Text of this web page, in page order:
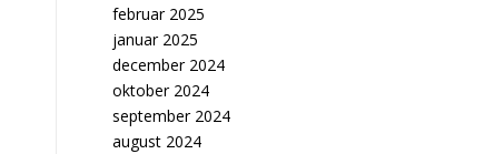
februar 2025
januar 2025
december 2024
oktober 2024
september 2024
august 2024